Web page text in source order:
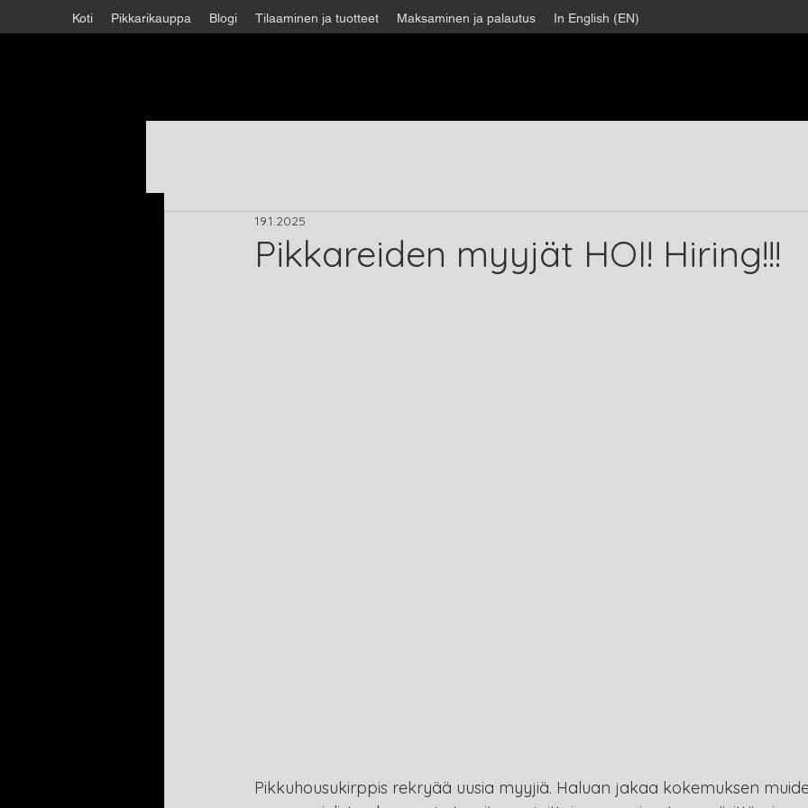
Koti Pikkarikauppa Blogi Tilaaminen ja tuotteet Maksaminen ja palautus In English (EN)
Pikkareiden myyjät HOI! Hiring!!!
19.1.2025
Pikkuhousukirppis rekryää uusia myyjiä. Haluan jakaa kokemuksen